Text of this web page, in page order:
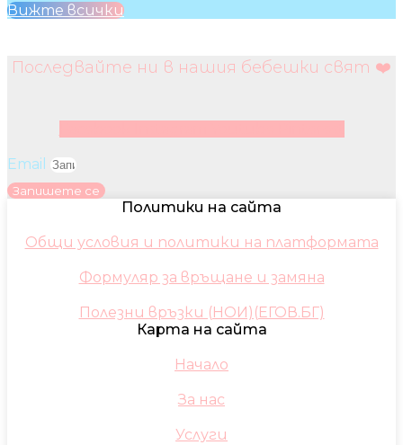
Вижте всички
Последвайте ни в нашия бебешки свят ❤️
Email
Запишете се
Политики на сайта
Общи условия и политики на платформата
Формуляр за връщане и замяна
Полезни връзки (НОИ)(ЕГОВ.БГ)
Карта на сайта
Начало
За нас
Услуги